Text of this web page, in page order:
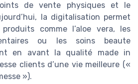
de vente physiques et le
la digitalisation permet
comme l’aloe vera, les
ou les soins beaute
en avant la qualité made in
clients d’une vie meilleure («
»).